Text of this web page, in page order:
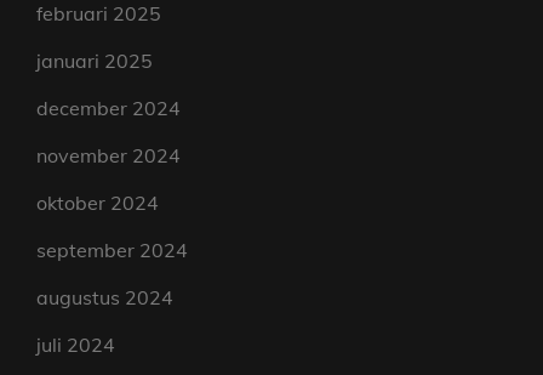
februari 2025
januari 2025
december 2024
november 2024
oktober 2024
september 2024
augustus 2024
juli 2024